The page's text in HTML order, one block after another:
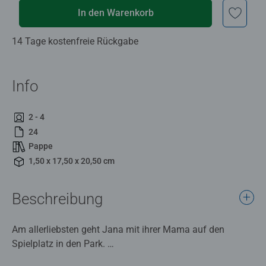
In den Warenkorb
14 Tage kostenfreie Rückgabe
Info
2 - 4
24
Pappe
1,50 x 17,50 x 20,50 cm
Beschreibung
Am allerliebsten geht Jana mit ihrer Mama auf den
Spielplatz in den Park.